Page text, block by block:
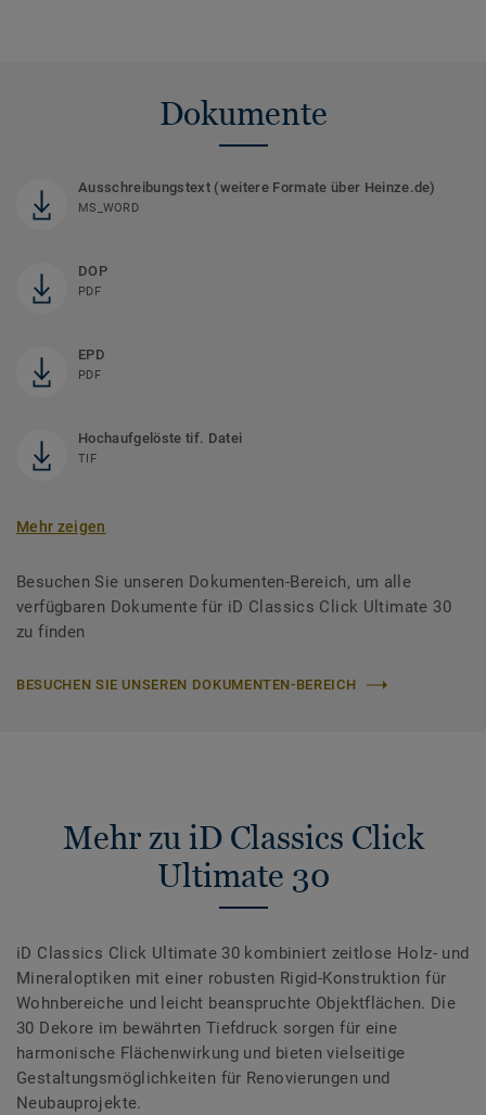
Dokumente
Ausschreibungstext (weitere Formate über Heinze.de)
MS_WORD
DOP
PDF
EPD
PDF
Hochaufgelöste tif. Datei
TIF
Mehr zeigen
Besuchen Sie unseren Dokumenten-Bereich, um alle
verfügbaren Dokumente für iD Classics Click Ultimate 30
zu finden
BESUCHEN SIE UNSEREN DOKUMENTEN-BEREICH
Mehr zu iD Classics Click
Ultimate 30
iD Classics Click Ultimate 30 kombiniert zeitlose Holz- und
Mineraloptiken mit einer robusten Rigid-Konstruktion für
Wohnbereiche und leicht beanspruchte Objektflächen. Die
30 Dekore im bewährten Tiefdruck sorgen für eine
harmonische Flächenwirkung und bieten vielseitige
Gestaltungsmöglichkeiten für Renovierungen und
Neubauprojekte.